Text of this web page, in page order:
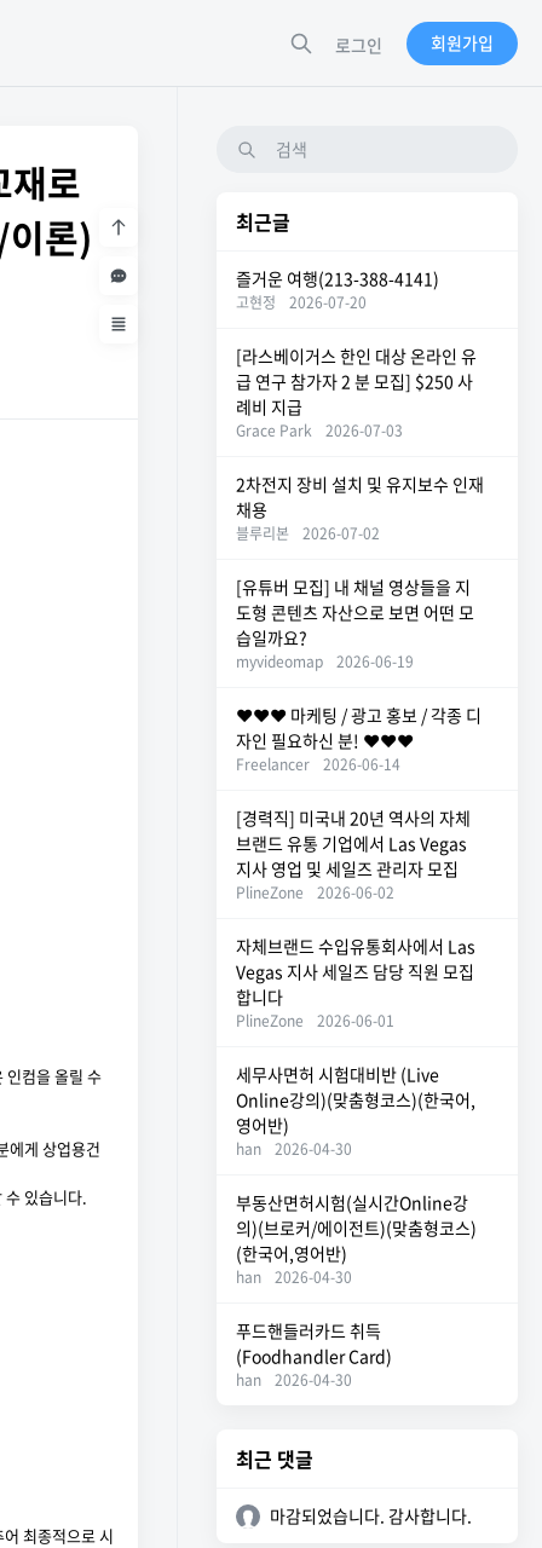
로그인 회원가입
재로
론)
컴을 올릴 수
에게 상업용건
있습니다.
최종적으로 시
최근글
즐거운 여행(213-388-4141)
고현정 2026-07-20
[라스베이거스 한인 대상 온라인 유
급 연구 참가자 2 분 모집] $250 사
례비 지급
Grace Park 2026-07-03
2차전지 장비 설치 및 유지보수 인재
채용
블루리본 2026-07-02
[유튜버 모집] 내 채널 영상들을 지
도형 콘텐츠 자산으로 보면 어떤 모
습일까요?
myvideomap 2026-06-19
❤️❤️❤️ 마케팅 / 광고 홍보 / 각종 디
자인 필요하신 분! ❤️❤️❤️
Freelancer 2026-06-14
[경력직] 미국내 20년 역사의 자체
브랜드 유통 기업에서 Las Vegas
지사 영업 및 세일즈 관리자 모집
PlineZone 2026-06-02
자체브랜드 수입유통회사에서 Las
Vegas 지사 세일즈 담당 직원 모집
합니다
PlineZone 2026-06-01
세무사면허 시험대비반 (Live
Online강의)(맞춤형코스)(한국어,
영어반)
han 2026-04-30
부동산면허시험(실시간Online강
의)(브로커/에이전트)(맞춤형코스)
(한국어,영어반)
han 2026-04-30
푸드핸들러카드 취득
(Foodhandler Card)
han 2026-04-30
최근 댓글
마감되었습니다. 감사합니다.